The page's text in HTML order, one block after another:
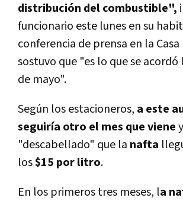
distribución del combustible",
funcionario este lunes en su
conferencia de prensa en la Casa
sostuvo que "es lo que se acordó
de mayo".
Según los estacioneros, a este
seguiría otro el mes que viene
"descabellado" que la nafta
los$15 por litro.
En los primeros tres meses, la